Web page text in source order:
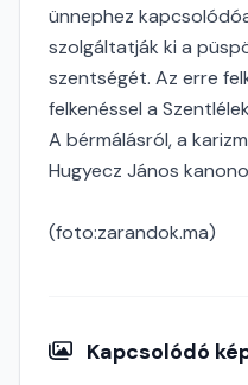
ünnephez
szolgáltatják ki a
szentségét. Az erre
felkenéssel a
A bérmálásról, a
Hugyecz János
(foto:zarandok.ma)
Kapcsolódó